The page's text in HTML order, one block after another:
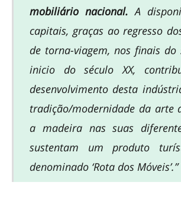
mobiliário nacional. A
capitais, graças ao regresso
de torna-viagem, nos finais do
inicio do século XX,
desenvolvimento desta
tradição/modernidade da arte
a madeira nas suas
sustentam um produto
denominado ‘Rota dos Móveis’.”